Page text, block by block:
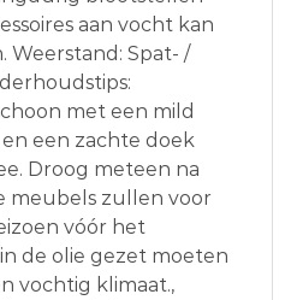
aan vocht kan
Weerstand: Spat- /
met een mild
een zachte doek
Droog meteen na
meubels zullen voor
vóór het
de olie gezet moeten
vochtig klimaat.,